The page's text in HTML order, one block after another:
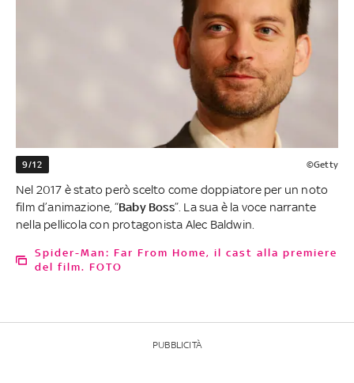
9/12 ©Getty
Nel 2017 è stato però scelto come doppiatore per un noto
film d’animazione, “Baby Boss”. La sua è la voce narrante
nella pellicola con protagonista Alec Baldwin.
Spider-Man: Far From Home, il cast alla premiere
del film. FOTO
PUBBLICITÀ